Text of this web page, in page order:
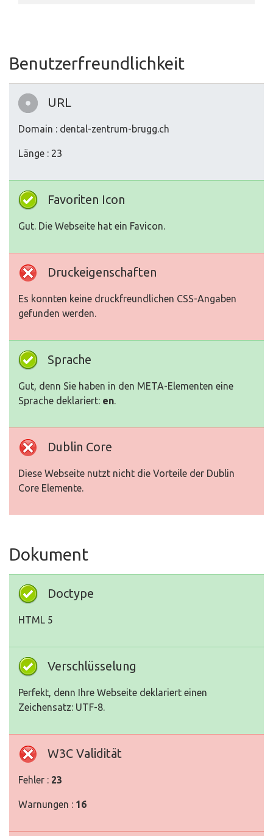
Benutzerfreundlichkeit
URL
Domain : dental-zentrum-brugg.ch
Länge : 23
Favoriten Icon
Gut. Die Webseite hat ein Favicon.
Druckeigenschaften
Es konnten keine druckfreundlichen CSS-Angaben
gefunden werden.
Sprache
Gut, denn Sie haben in den META-Elementen eine
Sprache deklariert: en.
Dublin Core
Diese Webseite nutzt nicht die Vorteile der Dublin
Core Elemente.
Dokument
Doctype
HTML 5
Verschlüsselung
Perfekt, denn Ihre Webseite deklariert einen
Zeichensatz: UTF-8.
W3C Validität
Fehler : 23
Warnungen : 16